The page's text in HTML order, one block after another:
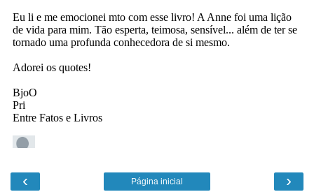
‹ ›
Página inicial